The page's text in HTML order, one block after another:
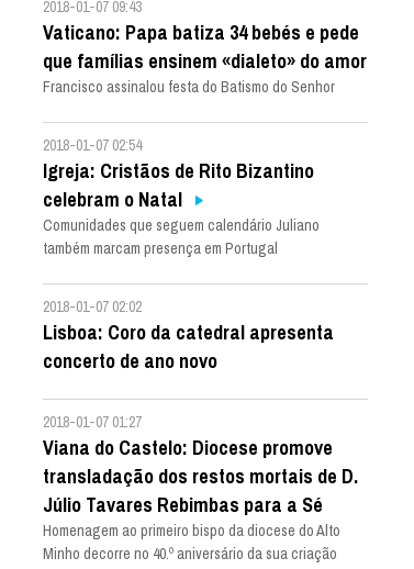
2018-01-07 09:43
Vaticano: Papa batiza 34 bebés e pede
que famílias ensinem «dialeto» do amor
Francisco assinalou festa do Batismo do Senhor
2018-01-07 02:54
Igreja: Cristãos de Rito Bizantino
celebram o Natal
Comunidades que seguem calendário Juliano
também marcam presença em Portugal
2018-01-07 02:02
Lisboa: Coro da catedral apresenta
concerto de ano novo
2018-01-07 01:27
Viana do Castelo: Diocese promove
transladação dos restos mortais de D.
Júlio Tavares Rebimbas para a Sé
Homenagem ao primeiro bispo da diocese do Alto
Minho decorre no 40.º aniversário da sua criação